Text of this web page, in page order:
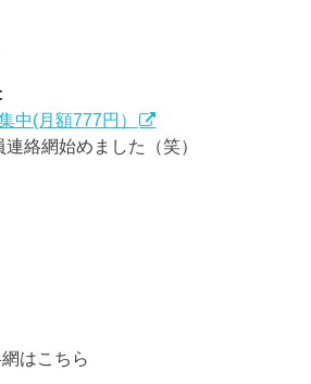
中(月額777円）
絡網始めました（笑）
はこちら